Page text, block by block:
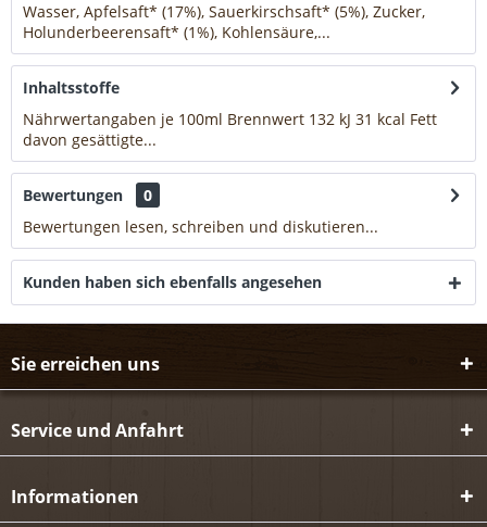
Wasser, Apfelsaft* (17%), Sauerkirschsaft* (5%), Zucker,
Holunderbeerensaft* (1%), Kohlensäure,...
Inhaltsstoffe
Nährwertangaben je 100ml Brennwert 132 kJ 31 kcal Fett
davon gesättigte...
Bewertungen
0
Bewertungen lesen, schreiben und diskutieren...
Kunden haben sich ebenfalls angesehen
Sie erreichen uns
Service und Anfahrt
Informationen